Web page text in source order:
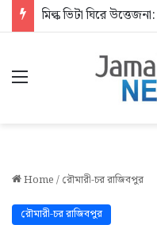
Menu
Home/রৌমারী-চর রাজিবপুর
রৌমারী-চর রাজিবপুর